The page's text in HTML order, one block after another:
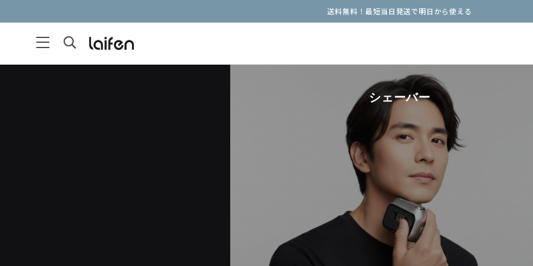
送料無料！最短当日発送で明日から使える
シェーバー